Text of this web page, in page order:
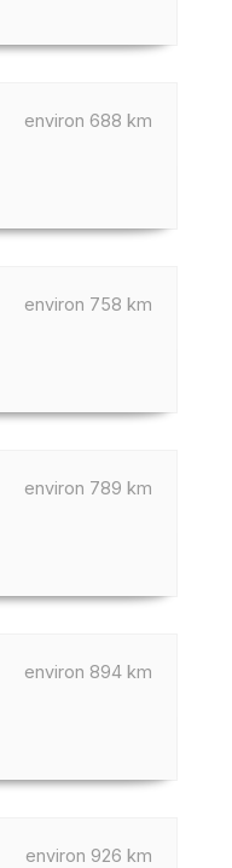
environ 688 km
environ 758 km
environ 789 km
environ 894 km
environ 926 km